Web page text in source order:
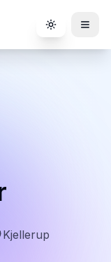
Toggle
Kjellerup